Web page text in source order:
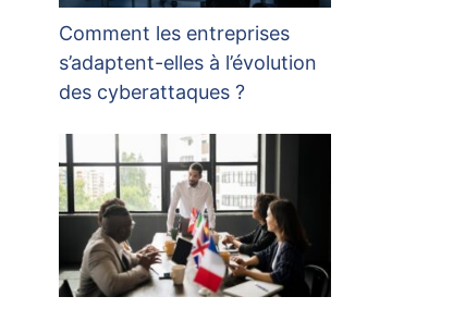
Comment les entreprises
s’adaptent-elles à l’évolution
des cyberattaques ?